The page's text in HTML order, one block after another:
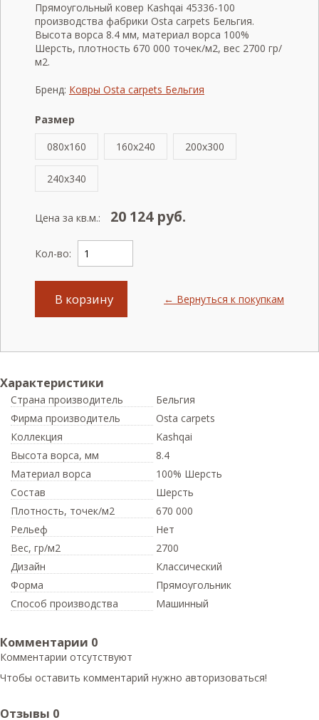
Прямоугольный ковер Kashqai 45336-100
производства фабрики Osta carpets Бельгия.
Высота ворса 8.4 мм, материал ворса 100%
Шерсть, плотность 670 000 точек/м2, вес 2700 гр/
м2.
Бренд: Ковры Osta carpets Бельгия
Размер
080x160
160x240 200x300
240x340
Цена за кв.м.: 20 124 руб.
Кол-во:
В корзину ← Вернуться к покупкам
Характеристики
Страна производитель
Бельгия
Фирма производитель
Osta carpets
Коллекция
Kashqai
Высота ворса, мм
8.4
Материал ворса
100% Шерсть
Состав
Шерсть
Плотность, точек/м2
670 000
Рельеф
Нет
Вес, гр/м2
2700
Дизайн
Классический
Форма
Прямоугольник
Способ производства
Машинный
Комментарии 0
Комментарии отсутствуют
Чтобы оставить комментарий нужно авторизоваться!
Отзывы 0